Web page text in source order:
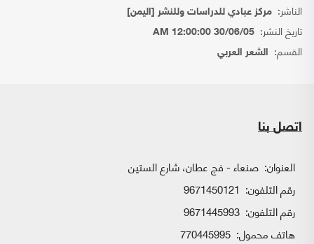
الناشر: مركز عبادي للدراسات وللنشر [اليمن]
تاريخ النشر: 30/06/05 12:00:00 AM
القسم: الشعر العربي
اتصل بنا
العنوان: صنعاء - فج عطان، شارع الستين
رقم التلفون: 9671450121
رقم التلفون: 9671445993
هاتف محمول: 770445995